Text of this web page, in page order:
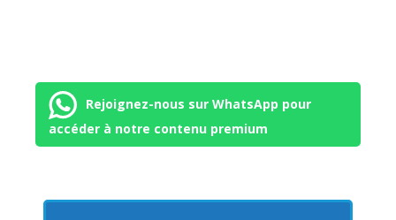
Rejoignez-nous sur WhatsApp pour
accéder à notre contenu premium